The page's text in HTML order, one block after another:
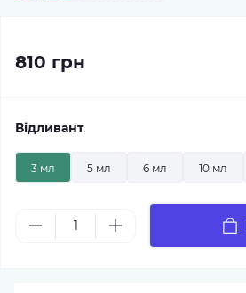
810 грн
Відливант
3 мл 5 мл 6 мл 10 мл